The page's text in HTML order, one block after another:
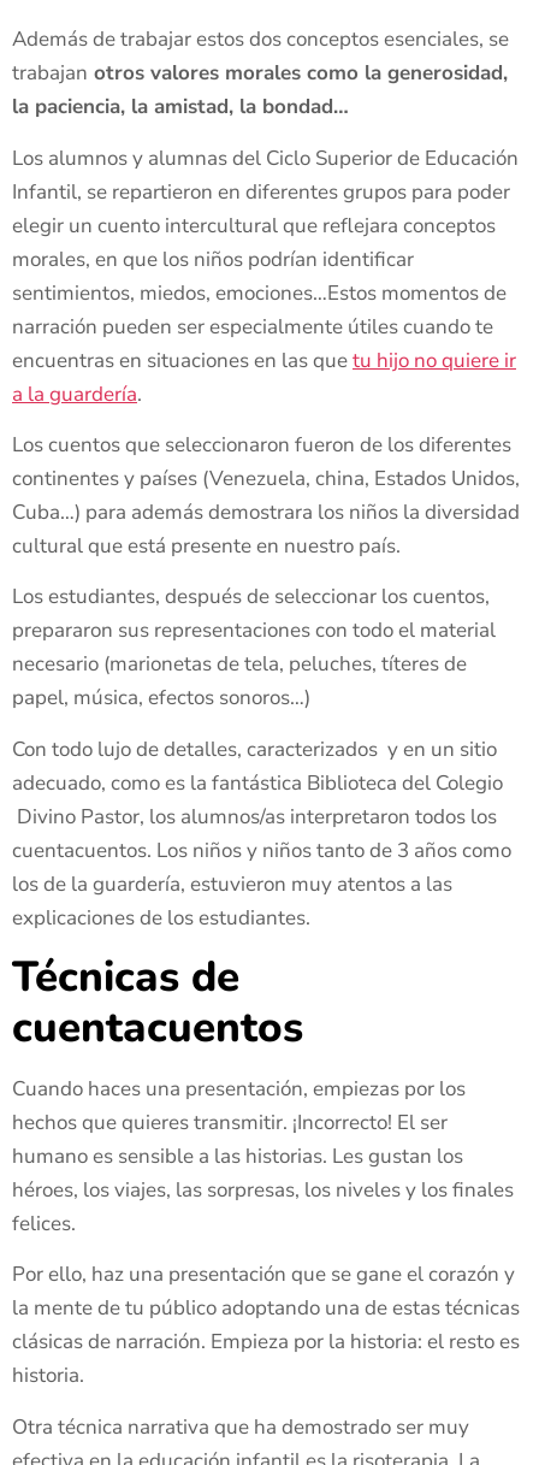
Además de trabajar estos dos conceptos esenciales, se
trabajan otros valores morales como la generosidad,
la paciencia, la amistad, la bondad…
Los alumnos y alumnas del Ciclo Superior de Educación
Infantil, se repartieron en diferentes grupos para poder
elegir un cuento intercultural que reflejara conceptos
morales, en que los niños podrían identificar
sentimientos, miedos, emociones…Estos momentos de
narración pueden ser especialmente útiles cuando te
encuentras en situaciones en las quetu hijo no quiere ir
a la guardería.
Los cuentos que seleccionaron fueron de los diferentes
continentes y países (Venezuela, china, Estados Unidos,
Cuba…) para además demostrara los niños la diversidad
cultural que está presente en nuestro país.
Los estudiantes, después de seleccionar los cuentos,
prepararon sus representaciones con todo el material
necesario (marionetas de tela, peluches, títeres de
papel, música, efectos sonoros…)
Con todo lujo de detalles, caracterizados y en un sitio
adecuado, como es la fantástica Biblioteca del Colegio
Divino Pastor, los alumnos/as interpretaron todos los
cuentacuentos. Los niños y niños tanto de 3 años como
los de la guardería, estuvieron muy atentos a las
explicaciones de los estudiantes.
Técnicas de
cuentacuentos
Cuando haces una presentación, empiezas por los
hechos que quieres transmitir. ¡Incorrecto! El ser
humano es sensible a las historias. Les gustan los
héroes, los viajes, las sorpresas, los niveles y los finales
felices.
Por ello, haz una presentación que se gane el corazón y
la mente de tu público adoptando una de estas técnicas
clásicas de narración. Empieza por la historia: el resto es
historia.
Otra técnica narrativa que ha demostrado ser muy